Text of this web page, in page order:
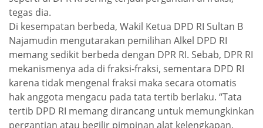
tegas dia.
Di kesempatan berbeda, Wakil Ketua DPD RI Sultan B
Najamudin mengutarakan pemilihan Alkel DPD RI
memang sedikit berbeda dengan DPR RI. Sebab, DPR RI
mekanismenya ada di fraksi-fraksi, sementara DPD RI
karena tidak mengenal fraksi maka secara otomatis
hak anggota mengacu pada tata tertib berlaku. “Tata
tertib DPD RI memang dirancang untuk memungkinkan
pergantian atau begilir pimpinan alat kelengkapan.